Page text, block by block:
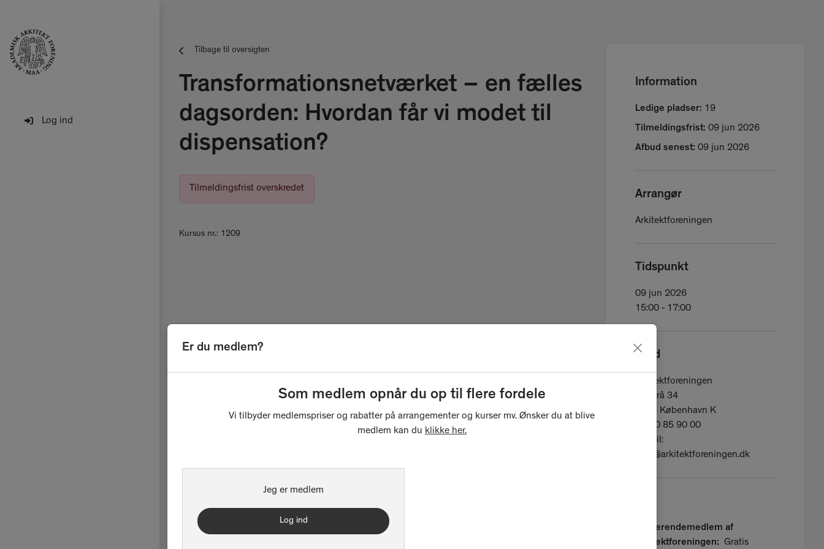
Log ind
Er du medlem?
Som medlem opnår du op til flere fordele
Vi tilbyder medlemspriser og rabatter på arrangementer og kurser mv. Ønsker du at blive
medlem kan du klikke her.
Jeg er medlem
Log ind
Tilbage til oversigten
Transformationsnetværket – en fælles
dagsorden: Hvordan får vi modet til
dispensation?
Tilmeldingsfrist overskredet
Kursus nr.: 1209
Information
Ledige pladser: 19
Tilmeldingsfrist: 09 jun 2026
Afbud senest: 09 jun 2026
Arrangør
Arkitektforeningen
Tidspunkt
09 jun 2026
15:00 - 17:00
Sted
Arkitektforeningen
Åbenrå 34
1124 København K
Tlf: 30 85 90 00
E-mail:
mail@arkitektforeningen.dk
Studerendemedlem af
Arkitektforeningen: Gratis